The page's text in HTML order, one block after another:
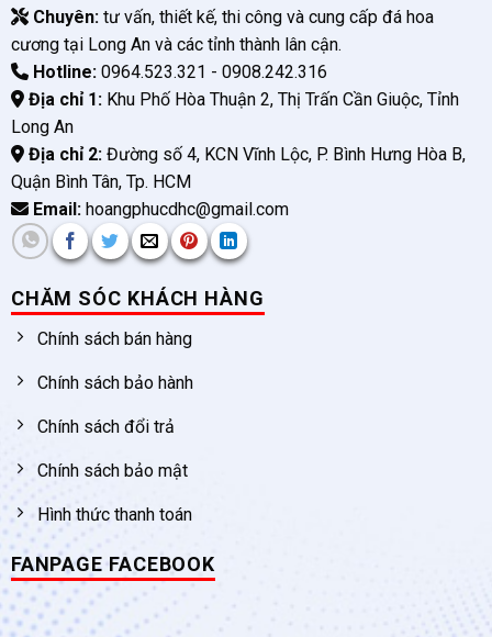
Chuyên:tư vấn, thiết kế, thi công và cung cấp đá hoa
cương tại Long An và các tỉnh thành lân cận.
Hotline:0964.523.321 - 0908.242.316
Địa chỉ 1:Khu Phố Hòa Thuận 2, Thị Trấn Cần Giuộc, Tỉnh
Long An
Địa chỉ 2:Đường số 4, KCN Vĩnh Lộc, P. Bình Hưng Hòa B,
Quận Bình Tân, Tp. HCM
Email:hoangphucdhc@gmail.com
CHĂM SÓC KHÁCH HÀNG
Chính sách bán hàng
Chính sách bảo hành
Chính sách đổi trả
Chính sách bảo mật
Hình thức thanh toán
FANPAGE FACEBOOK